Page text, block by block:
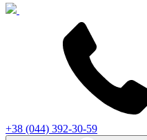
+38 (044) 392-30-59